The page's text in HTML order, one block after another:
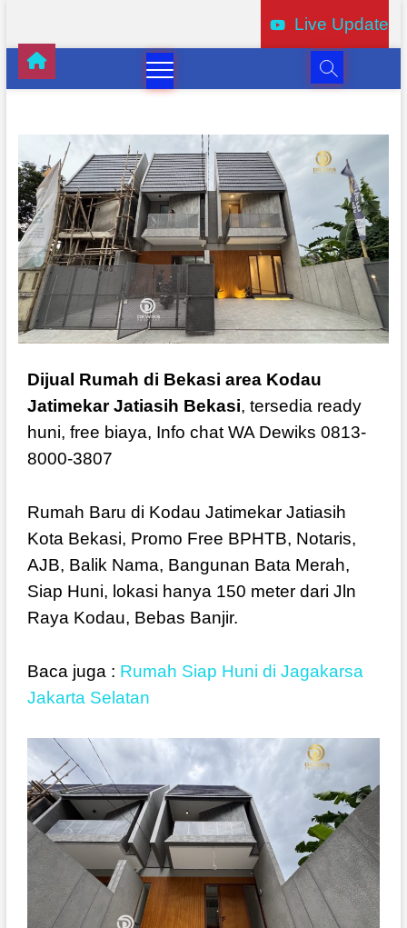
Live Update
Dijual Rumah di Bekasi area Kodau
Jatimekar Jatiasih Bekasi, tersedia ready
huni, free biaya, Info chat WA Dewiks 0813-
8000-3807
Rumah Baru di Kodau Jatimekar Jatiasih
Kota Bekasi, Promo Free BPHTB, Notaris,
AJB, Balik Nama, Bangunan Bata Merah,
Siap Huni, lokasi hanya 150 meter dari Jln
Raya Kodau, Bebas Banjir.
Baca juga : Rumah Siap Huni di Jagakarsa
Jakarta Selatan